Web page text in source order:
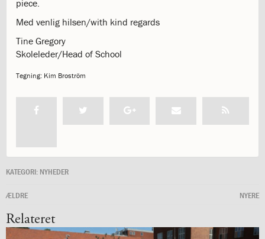
begynder
1.30:
Sådan
1.31:
Antal
pladser
og
1.32:
Skolepenge
1.33:
1.36:
Ligestilling
piece.
Med venlig hilsen/with kind regards
Tine Gregory
Skoleleder/Head of School
Tegning: Kim Broström
KATEGORI: NYHEDER
ÆLDRE NYERE
Relateret